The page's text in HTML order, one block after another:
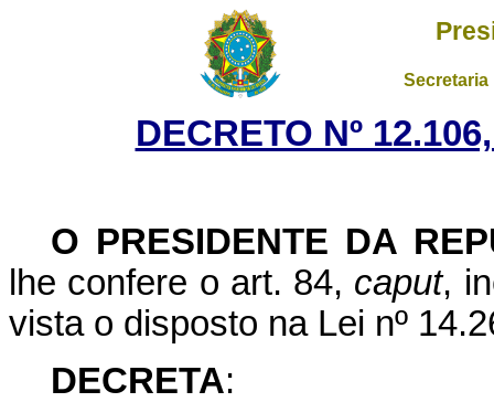
DECRETO Nº
O PRESIDENTE DA
lhe confere o art. 84, caput,
vista o disposto na Lei nº
DECRETA: